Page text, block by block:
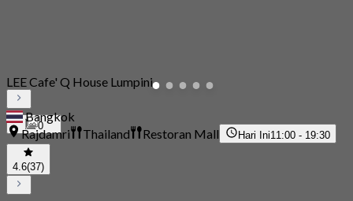
0
LEE Cafe' Q House Lumpini
Bangkok
Rajdamri
Thailand Restoran Mall Hari Ini11:00 - 19:30
4.6(37)